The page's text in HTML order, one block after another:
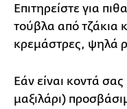
Επιτηρείστε για
τούβλα από τζάκια
κρεμάστρες, ψηλά
Εάν είναι κοντά
μαξιλάρι)